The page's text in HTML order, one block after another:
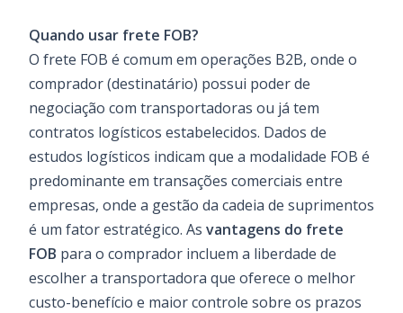
Quando usar frete FOB?
O frete FOB é comum em operações B2B, onde o
comprador (destinatário) possui poder de
negociação com transportadoras ou já tem
contratos logísticos estabelecidos. Dados de
estudos logísticos indicam que a modalidade FOB é
predominante em transações comerciais entre
empresas, onde a gestão da cadeia de suprimentos
é um fator estratégico. As vantagens do frete
FOB para o comprador incluem a liberdade de
escolher a transportadora que oferece o melhor
custo-benefício e maior controle sobre os prazos